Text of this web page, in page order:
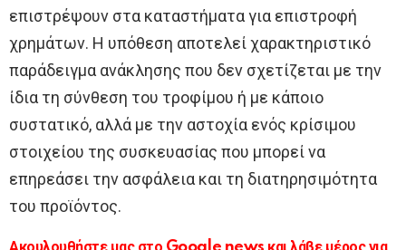
επιστρέψουν στα καταστήματα για επιστροφή
χρημάτων. Η υπόθεση αποτελεί χαρακτηριστικό
παράδειγμα ανάκλησης που δεν σχετίζεται με την
ίδια τη σύνθεση του τροφίμου ή με κάποιο
συστατικό, αλλά με την αστοχία ενός κρίσιμου
στοιχείου της συσκευασίας που μπορεί να
επηρεάσει την ασφάλεια και τη διατηρησιμότητα
του προϊόντος.